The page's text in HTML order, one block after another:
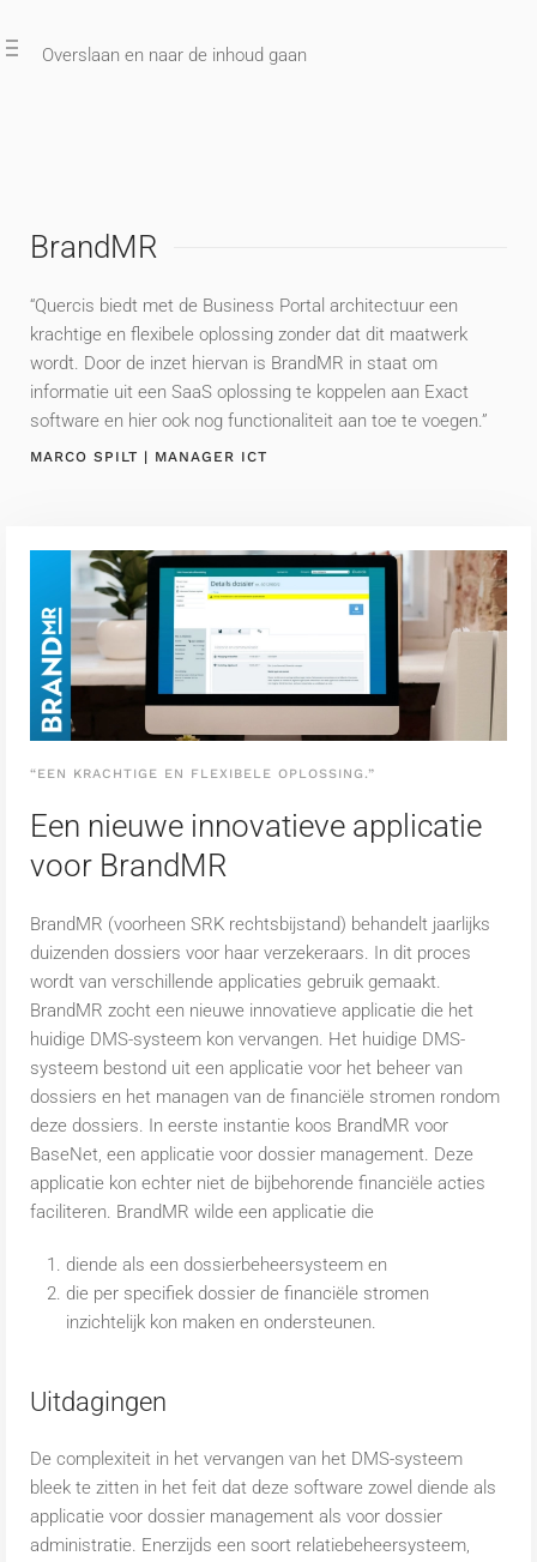
Overslaan en naar de inhoud gaan
BrandMR
“Quercis biedt met de Business Portal architectuur een
krachtige en flexibele oplossing zonder dat dit maatwerk
wordt. Door de inzet hiervan is BrandMR in staat om
informatie uit een SaaS oplossing te koppelen aan Exact
software en hier ook nog functionaliteit aan toe te voegen.”
MARCO SPILT | MANAGER ICT
“EEN KRACHTIGE EN FLEXIBELE OPLOSSING.”
Een nieuwe innovatieve applicatie
voor BrandMR
BrandMR (voorheen SRK rechtsbijstand) behandelt jaarlijks
duizenden dossiers voor haar verzekeraars. In dit proces
wordt van verschillende applicaties gebruik gemaakt.
BrandMR zocht een nieuwe innovatieve applicatie die het
huidige DMS-systeem kon vervangen. Het huidige DMS-
systeem bestond uit een applicatie voor het beheer van
dossiers en het managen van de financiële stromen rondom
deze dossiers. In eerste instantie koos BrandMR voor
BaseNet, een applicatie voor dossier management. Deze
applicatie kon echter niet de bijbehorende financiële acties
faciliteren. BrandMR wilde een applicatie die
diende als een dossierbeheersysteem en
die per specifiek dossier de financiële stromen
inzichtelijk kon maken en ondersteunen.
Uitdagingen
De complexiteit in het vervangen van het DMS-systeem
bleek te zitten in het feit dat deze software zowel diende als
applicatie voor dossier management als voor dossier
administratie. Enerzijds een soort relatiebeheersysteem,